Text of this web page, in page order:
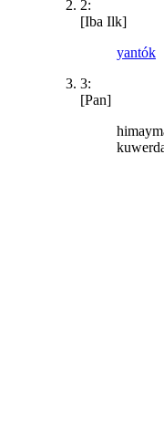
2:
[Iba Ilk]
yantók
3:
[Pan]